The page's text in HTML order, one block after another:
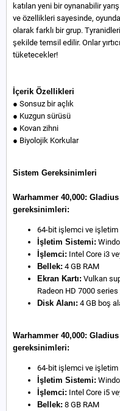
katılan yeni bir oynanabilir
ve özellikleri sayesinde,
olarak farklı bir grup.
şekilde temsil edilir. Onlar
tüketecekler!
İçerik Özellikleri
● Sonsuz bir açlık
● Kuzgun sürüsü
● Kovan zihni
● Biyolojik Korkular
Sistem Gereksinimleri
Warhammer 40,000:
gereksinimleri:
64-bit işlemci ve
İşletim Sistemi:
İşlemci: Intel Core i3
Bellek: 4 GB RAM
Ekran Kartı: Vulkan
Radeon HD 7000
Disk Alanı: 4 GB boş
Warhammer 40,000:
gereksinimleri:
64-bit işlemci ve
İşletim Sistemi:
İşlemci: Intel Core i5
Bellek: 8 GB RAM